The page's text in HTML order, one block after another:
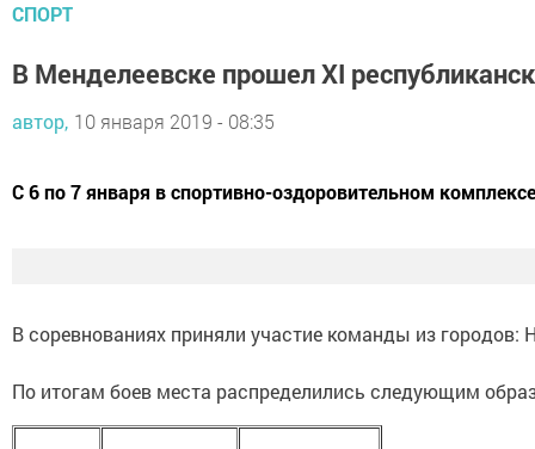
СПОРТ
В Менделеевске прошел XI
автор, 10 января 2019 - 08:35
С 6 по 7 января в спортивно-оздоровительном
В соревнованиях приняли участие команды из
По итогам боев места распределились следующим